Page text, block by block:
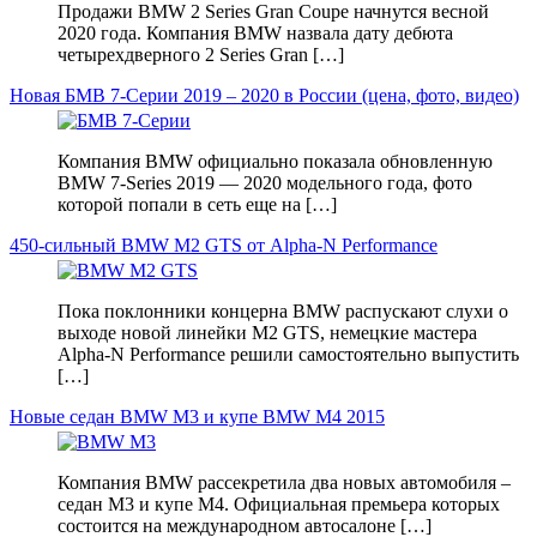
Продажи BMW 2 Series Gran Coupe начнутся весной
2020 года. Компания BMW назвала дату дебюта
четырехдверного 2 Series Gran […]
Новая БМВ 7-Серии 2019 – 2020 в России (цена, фото, видео)
Компания BMW официально показала обновленную
BMW 7-Series 2019 — 2020 модельного года, фото
которой попали в сеть еще на […]
450-сильный BMW M2 GTS от Alpha-N Performance
Пока поклонники концерна BMW распускают слухи о
выходе новой линейки M2 GTS, немецкие мастера
Alpha-N Performance решили самостоятельно выпустить
[…]
Новые седан BMW M3 и купе BMW M4 2015
Компания BMW рассекретила два новых автомобиля –
седан M3 и купе M4. Официальная премьера которых
состоится на международном автосалоне […]